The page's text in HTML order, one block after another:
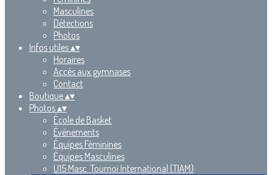
Masculines
Détections
Photos
Infos utiles▴▾
Horaires
Accès aux gymnases
Contact
Boutique▴▾
Photos▴▾
École de Basket
Évènements
Équipes Féminines
Équipes Masculines
U15 Masc. Tournoi International (TIAM)